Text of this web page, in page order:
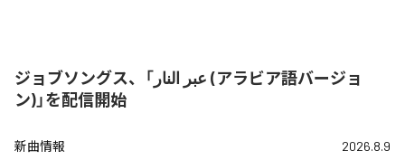
ジョブソングス、「عبر النار (アラビア語バージョ
ン)」を配信開始
新曲情報 2026.8.9